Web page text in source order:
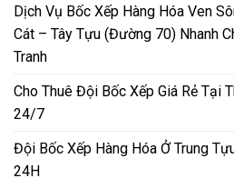
Dịch Vụ Bốc Xếp Hàng Hóa Ven
Cát – Tây Tựu (Đường 70) Nhanh
Tranh
Cho Thuê Đội Bốc Xếp Giá Rẻ Tại
24/7
Đội Bốc Xếp Hàng Hóa Ở Trung
24H